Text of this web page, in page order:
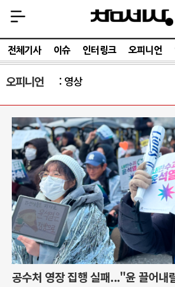
전체기사 이슈 인터링크 오피니언
오피니언 영상
공수처 영장 집행 실패..."윤 끌어내